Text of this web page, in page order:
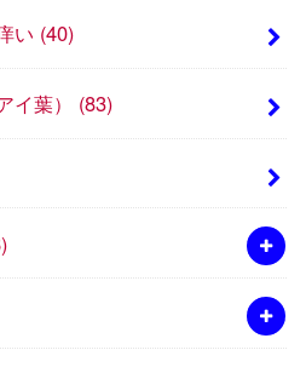
い (40)
イ葉） (83)